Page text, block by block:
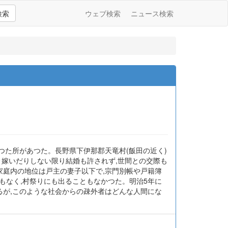
索 ウェブ検索 ニュース検索
所があつた。長野県下伊那郡天竜村(飯田の近く)
いだりしない限り結婚も許されず,世間との交際も
内の地位は戸主の妻子以下で,宗門別帳や戸籍簿
なく,村祭りにも出ることもなかつた。明治5年に
,このような社会からの疎外者はどんな人間にな